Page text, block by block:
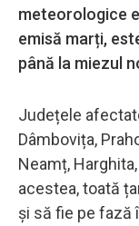
meteorologice
emisă marți,
până la miezul
Județele
Dâmbovița,
Neamț,
acestea, toată
și să fie pe fază